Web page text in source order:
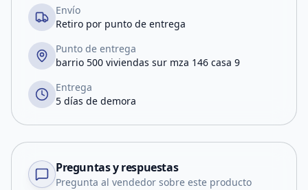
Envío
Retiro por punto de entrega
Punto de entrega
barrio 500 viviendas sur mza 146 casa 9
Entrega
5 días de demora
Preguntas y respuestas
Pregunta al vendedor sobre este producto